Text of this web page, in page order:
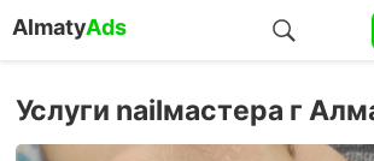
AlmatyAds
Услуги nailмастера г